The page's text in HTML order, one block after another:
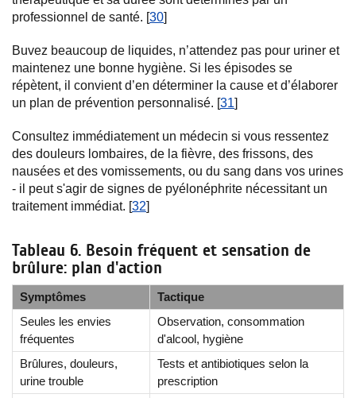
professionnel de santé. [30]
Buvez beaucoup de liquides, n’attendez pas pour uriner et
maintenez une bonne hygiène. Si les épisodes se
répètent, il convient d’en déterminer la cause et d’élaborer
un plan de prévention personnalisé. [31]
Consultez immédiatement un médecin si vous ressentez
des douleurs lombaires, de la fièvre, des frissons, des
nausées et des vomissements, ou du sang dans vos urines
- il peut s'agir de signes de pyélonéphrite nécessitant un
traitement immédiat. [32]
Tableau 6. Besoin fréquent et sensation de
brûlure: plan d'action
Symptômes
Tactique
Seules les envies
fréquentes
Observation, consommation
d'alcool, hygiène
Brûlures, douleurs,
urine trouble
Tests et antibiotiques selon la
prescription